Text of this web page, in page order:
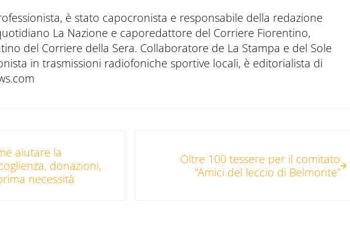
è stato capocronista e responsabile della redazione
La Nazione e caporedattore del Corriere Fiorentino,
del Corriere della Sera. Collaboratore de La Stampa e del Sole
in trasmissioni radiofoniche sportive locali, è editorialista di
aiutare la
donazioni,
necessità
Oltre 100 tessere per il comitato
“Amici del leccio di Belmonte”